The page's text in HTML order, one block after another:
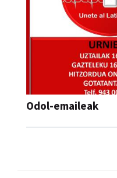
Odol-emaileak